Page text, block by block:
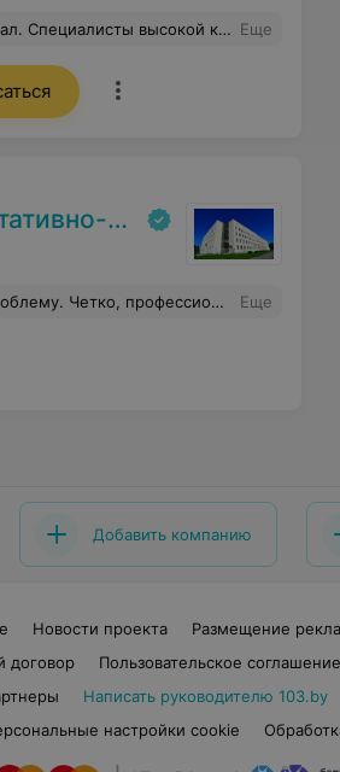
в данной области. Получила ответы на все вопросы и необходимые рекомендации. Спасибо всем. Еще
центр
Еще
Добавить компанию
Новости проекта Размещение
договор
Пользовательское соглашение
Написать руководителю 103.by
настройки cookie